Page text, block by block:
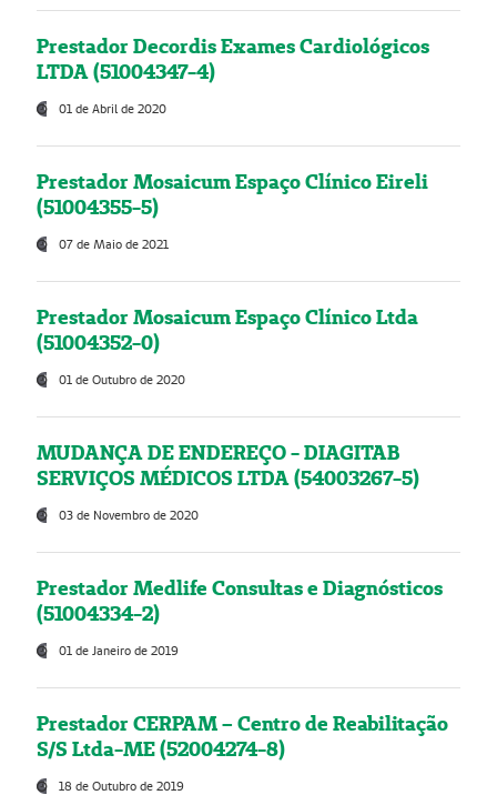
Prestador Decordis Exames Cardiológicos
LTDA (51004347-4)
01 de Abril de 2020
Prestador Mosaicum Espaço Clínico Eireli
(51004355-5)
07 de Maio de 2021
Prestador Mosaicum Espaço Clínico Ltda
(51004352-0)
01 de Outubro de 2020
MUDANÇA DE ENDEREÇO - DIAGITAB
SERVIÇOS MÉDICOS LTDA (54003267-5)
03 de Novembro de 2020
Prestador Medlife Consultas e Diagnósticos
(51004334-2)
01 de Janeiro de 2019
Prestador CERPAM – Centro de Reabilitação
S/S Ltda-ME (52004274-8)
18 de Outubro de 2019